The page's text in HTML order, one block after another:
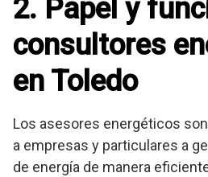
2. Papel y
consultores
en Toledo
Los asesores energéticos
a empresas y particulares a
de energía de manera